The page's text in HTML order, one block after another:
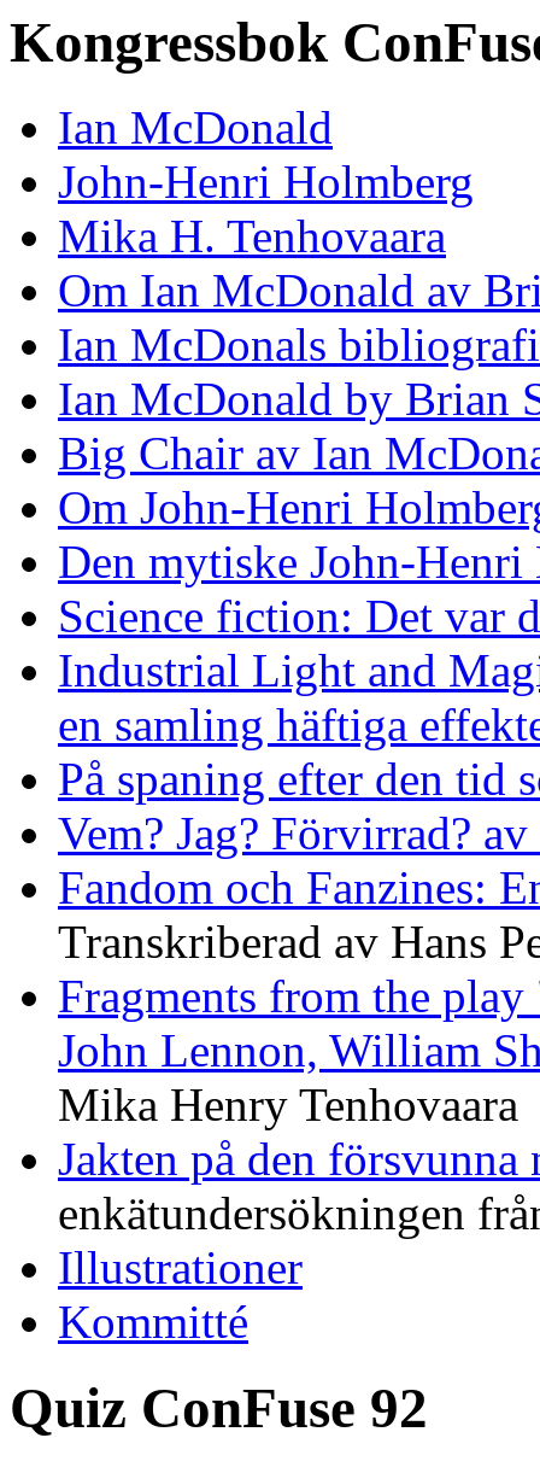
Kongressbok
Ian McDonald
John-Henri Holmberg
Mika H. Tenhovaara
Om Ian McDonald av
Ian McDonals bibliografi
Ian McDonald by Brian
Big Chair av Ian
Om John-Henri
Den mytiske John-
Science fiction: Det var
Industrial Light and
en samling häftiga
På spaning efter den tid
Vem? Jag? Förvirrad?
Fandom och Fanzines:
Transkriberad av Hans
Fragments from the
John Lennon, William
Mika Henry Tenhovaara
Jakten på den försvunna
enkätundersökningen
Illustrationer
Kommitté
Quiz ConFuse 92